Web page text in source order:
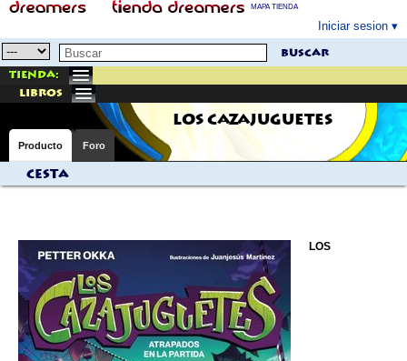
MAPA TIENDA
Iniciar sesion
buscar
Tienda:
libros
LOS CAZAJUGUETES
Producto Foro
Cesta
LOS